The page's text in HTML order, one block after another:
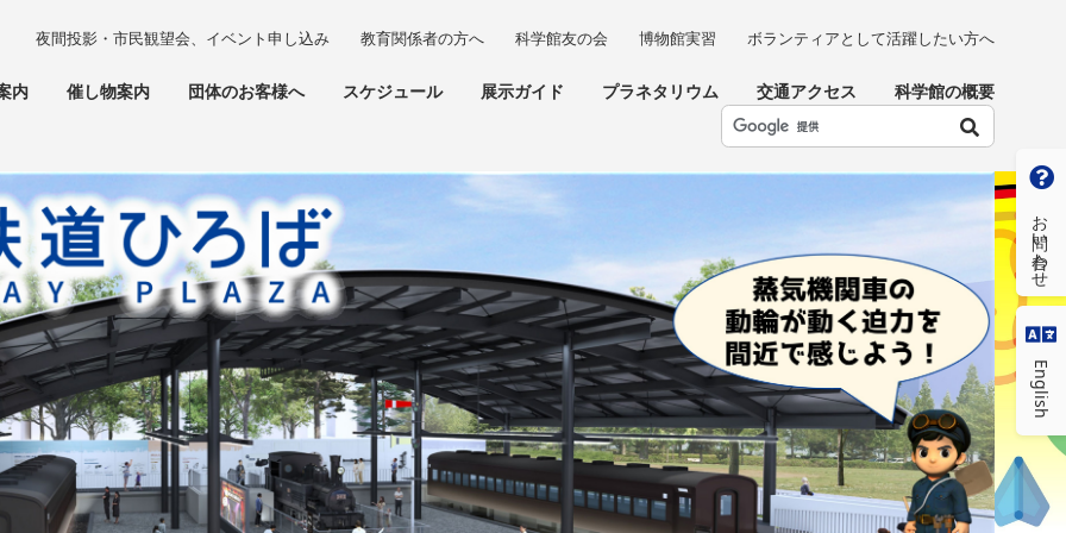
夜間投影・市民観望会、イベント申し込み 教育関係者の方へ 科学館友の会 博物館実習 ボランティアとして活躍したい方へ
内 催し物案内 団体のお客様へ スケジュール 展示ガイド プラネタリウム 交通アクセス 科学館の概要
お問い合わせ
English